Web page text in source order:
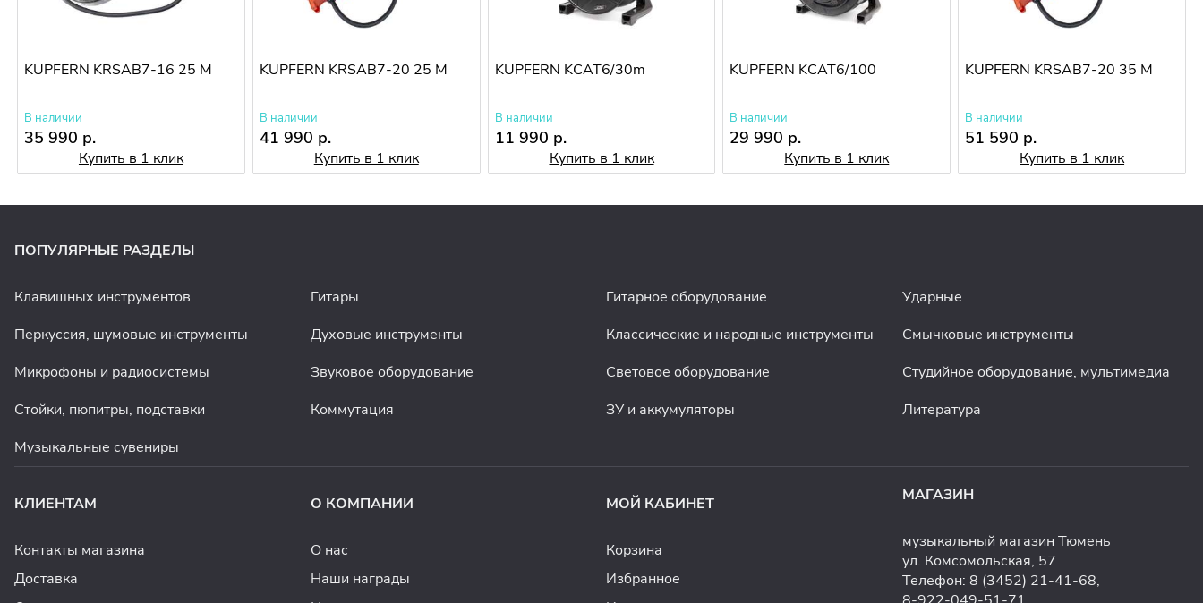
KUPFERN KRSAB7-16 25 M
В наличии
35 990 р.
Купить в 1 клик
KUPFERN KRSAB7-20 25 M
В наличии
41 990 р.
Купить в 1 клик
KUPFERN KCAT6/30m
В наличии
11 990 р.
Купить в 1 клик
KUPFERN KCAT6/100
В наличии
29 990 р.
Купить в 1 клик
KUPFERN KRSAB7-20 35 M
В наличии
51 590 р.
Купить в 1 клик
ПОПУЛЯРНЫЕ РАЗДЕЛЫ
Клавишных инструментов Гитары Гитарное оборудование
Ударные
Перкуссия, шумовые инструменты
Духовые инструменты Классические и народные инструменты
Смычковые инструменты
Микрофоны и радиосистемы
Звуковое оборудование Световое оборудование
Студийное оборудование, мультимедиа
Стойки, пюпитры, подставки
Коммутация ЗУ и аккумуляторы
Литература
Музыкальные сувениры
КЛИЕНТАМ
Контакты магазина
Доставка
О КОМПАНИИ
О нас
Наши награды
МОЙ КАБИНЕТ
Корзина
Избранное
МАГАЗИН
музыкальный магазин Тюмень
ул. Комсомольская, 57
Телефон: 8 (3452) 21-41-68,